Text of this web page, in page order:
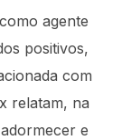
agente
positivos,
com
relatam, na
e